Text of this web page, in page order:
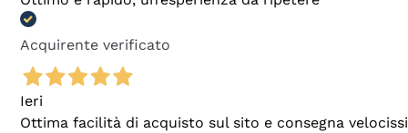
Acquirente verificato
Ieri
Ottima facilità di acquisto sul sito e consegna